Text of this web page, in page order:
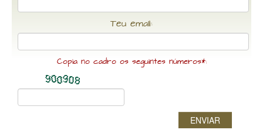
Teu email:
Copia no cadro os seguintes números*:
ENVIAR